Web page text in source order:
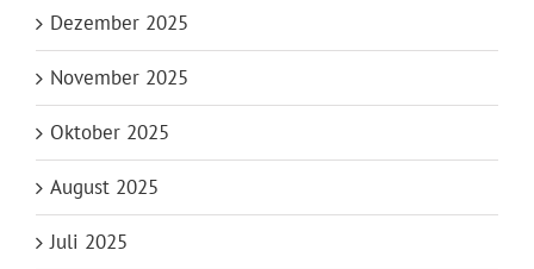
Dezember 2025
November 2025
Oktober 2025
August 2025
Juli 2025